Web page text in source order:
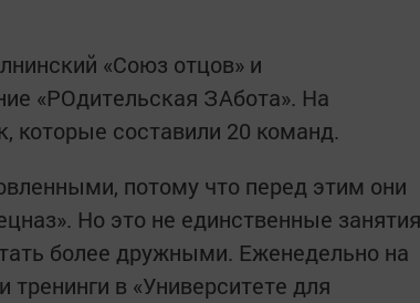
«Союз отцов» и
«РОдительская ЗАбота». На
которые составили 20 команд.
потому что перед этим они
Но это не единственные занятия
более дружными. Еженедельно на
в «Университете для